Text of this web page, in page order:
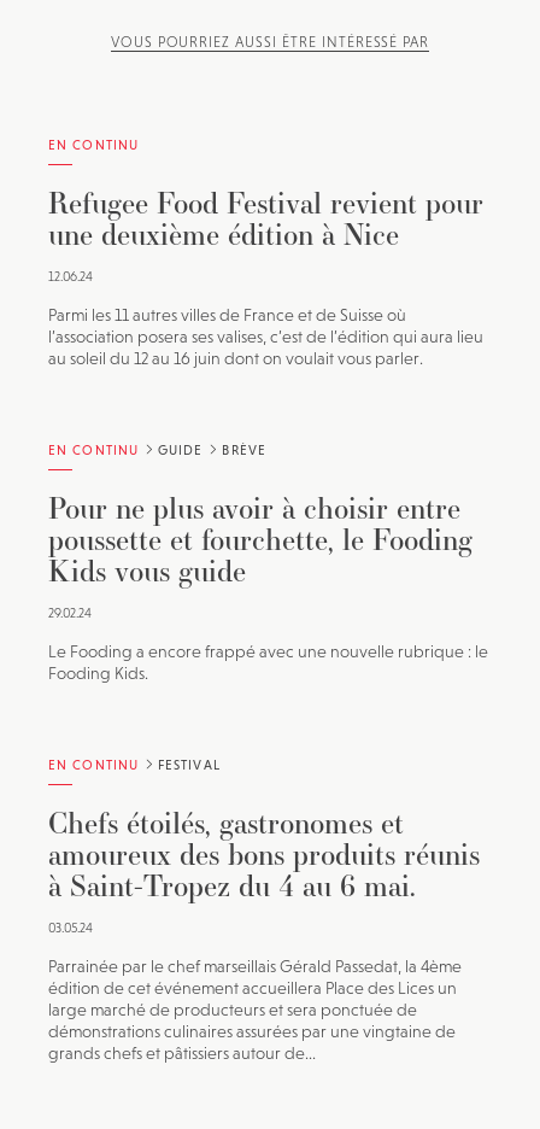
VOUS POURRIEZ AUSSI ÊTRE INTÉRESSÉ PAR
EN CONTINU
Refugee Food Festival revient pour
une deuxième édition à Nice
12.06.24
Parmi les 11 autres villes de France et de Suisse où
l’association posera ses valises, c’est de l’édition qui aura lieu
au soleil du 12 au 16 juin dont on voulait vous parler.
EN CONTINU GUIDE BRÈVE
Pour ne plus avoir à choisir entre
poussette et fourchette, le Fooding
Kids vous guide
29.02.24
Le Fooding a encore frappé avec une nouvelle rubrique : le
Fooding Kids.
EN CONTINU FESTIVAL
Chefs étoilés, gastronomes et
amoureux des bons produits réunis
à Saint-Tropez du 4 au 6 mai.
03.05.24
Parrainée par le chef marseillais Gérald Passedat, la 4ème
édition de cet événement accueillera Place des Lices un
large marché de producteurs et sera ponctuée de
démonstrations culinaires assurées par une vingtaine de
grands chefs et pâtissiers autour de...